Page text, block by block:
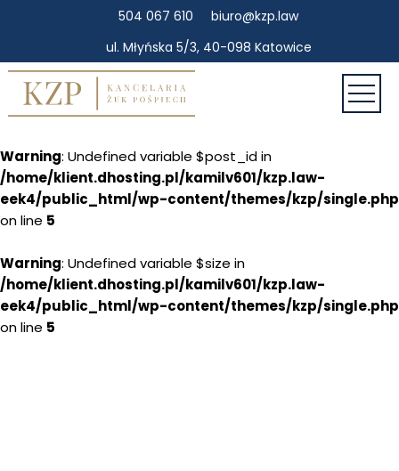
504 067 610
biuro@kzp.law
ul. Młyńska 5/3, 40-098 Katowice
Warning: Undefined variable $post_id in
/home/klient.dhosting.pl/kamilv601/kzp.law-
eek4/public_html/wp-content/themes/kzp/single.php
on line 5
Warning: Undefined variable $size in
/home/klient.dhosting.pl/kamilv601/kzp.law-
eek4/public_html/wp-content/themes/kzp/single.php
on line 5